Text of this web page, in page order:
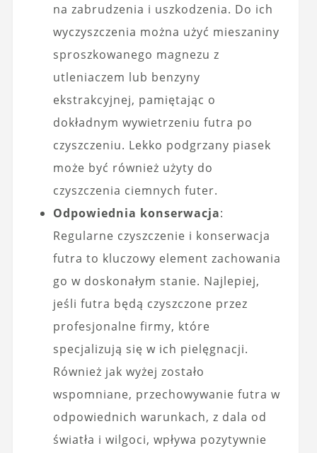
na zabrudzenia i uszkodzenia. Do ich
wyczyszczenia można użyć mieszaniny
sproszkowanego magnezu z
utleniaczem lub benzyny
ekstrakcyjnej, pamiętając o
dokładnym wywietrzeniu futra po
czyszczeniu. Lekko podgrzany piasek
może być również użyty do
czyszczenia ciemnych futer.
Odpowiednia konserwacja:
Regularne czyszczenie i konserwacja
futra to kluczowy element zachowania
go w doskonałym stanie. Najlepiej,
jeśli futra będą czyszczone przez
profesjonalne firmy, które
specjalizują się w ich pielęgnacji.
Również jak wyżej zostało
wspomniane, przechowywanie futra w
odpowiednich warunkach, z dala od
światła i wilgoci, wpływa pozytywnie